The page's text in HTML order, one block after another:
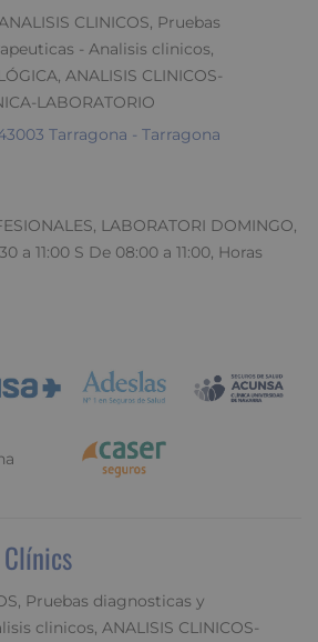
CLINICOS, Pruebas
- Analisis clinicos,
ANALISIS CLINICOS-
LABORATORIO
Tarragona - Tarragona
LABORATORI DOMINGO,
a 11:00 S De 08:00 a 11:00, Horas
Pruebas diagnosticas y
clinicos, ANALISIS CLINICOS-